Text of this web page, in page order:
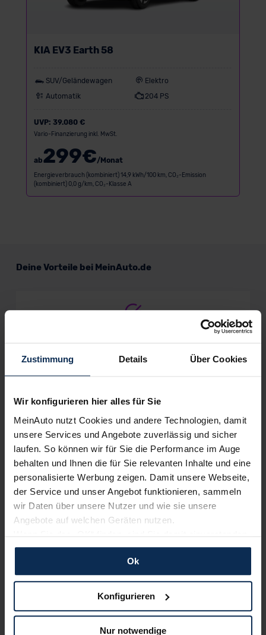
Zustimmung Details Über Cookies
Wir konfigurieren hier alles für Sie
MeinAuto nutzt Cookies und andere Technologien, damit
unsere Services und Angebote zuverlässig und sicher
laufen. So können wir für Sie die Performance im Auge
behalten und Ihnen die für Sie relevanten Inhalte und eine
personalisierte Werbung zeigen. Damit unsere Webseite,
der Service und unser Angebot funktionieren, sammeln
wir Daten über unsere Nutzer und wie sie unsere
Angebote auf welchen Geräten nutzen.
Wenn Sie das „OK“ finden, sind Sie damit einverstanden
und erlauben uns Cookies für unseren Service zu
verwenden und diese Daten an Dritte weiterzugeben,
etwa an unsere Marketingpartner. Falls Sie dem nicht
zustimmen möchten, beschränken wir uns auf die
dann nicht auf Sie zuschneiden und Sie somit nicht
Ok
Konfigurieren
Nur notwendige
KIA EV3 Earth 58
SUV/Geländewagen
Elektro
Automatik
204 PS
UVP: 39.080 €
Vario-Finanzierung inkl. MwSt.
ab299€/Monat
Energieverbrauch (kombiniert) 14,9 kWh/100 km, CO₂-Emission
(kombiniert) 0,0 g/km, CO₂-Klasse A
Deine Vorteile bei MeinAuto.de
vom Vertragshändler vor Ort
Nur deutsche Neuwagen,keine EU-Reimporte
Alle Zahlungsarten:Barkauf, Finanzierung, Leasing
Wir sind stolz auf eine hohe
Kundenzufriedenheit!